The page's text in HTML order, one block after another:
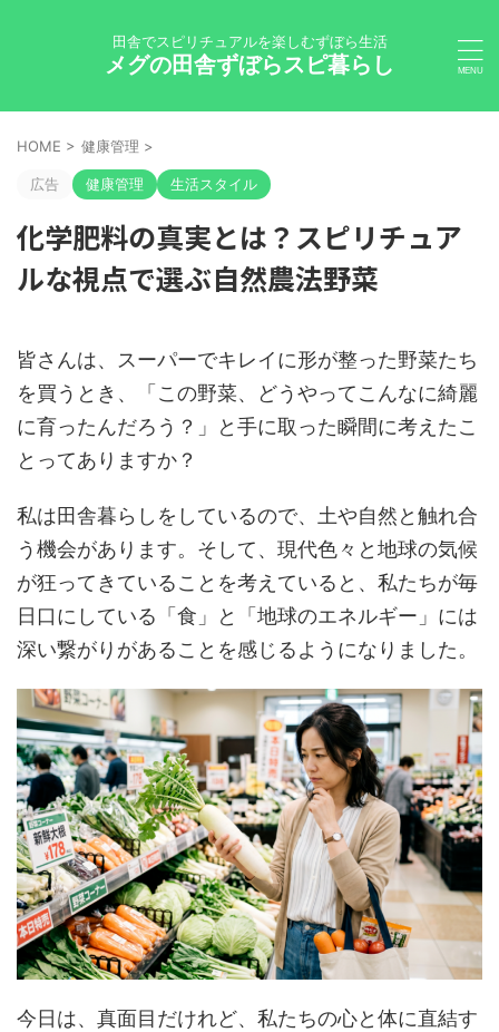
田舎でスピリチュアルを楽しむずぼら生活
メグの田舎ずぼらスピ暮らし
HOME > 健康管理 >
広告 健康管理 生活スタイル
化学肥料の真実とは？スピリチュア
ルな視点で選ぶ自然農法野菜
皆さんは、スーパーでキレイに形が整った野菜たち
を買うとき、「この野菜、どうやってこんなに綺麗
に育ったんだろう？」と手に取った瞬間に考えたこ
とってありますか？
私は田舎暮らしをしているので、土や自然と触れ合
う機会があります。そして、現代色々と地球の気候
が狂ってきていることを考えていると、私たちが毎
日口にしている「食」と「地球のエネルギー」には
深い繋がりがあることを感じるようになりました。
今日は、真面目だけれど、私たちの心と体に直結す